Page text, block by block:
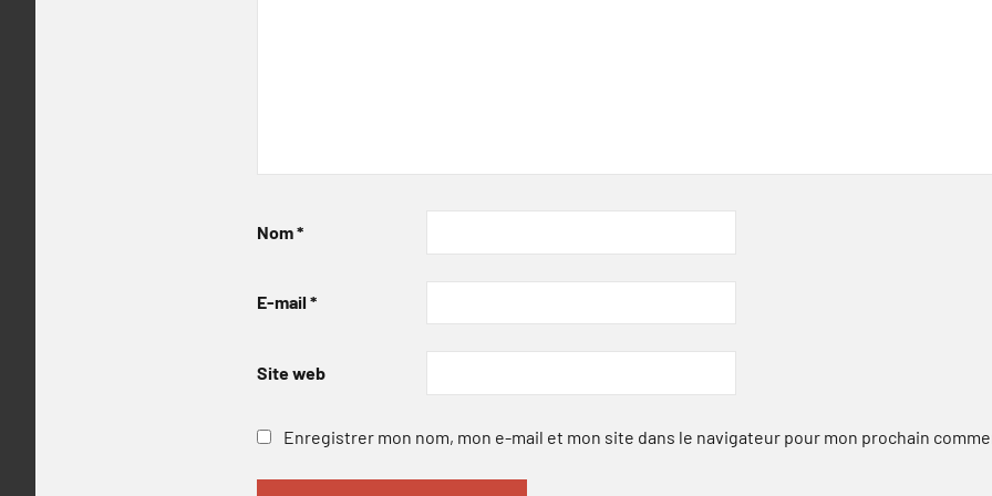
Nom*
E-mail *
Site web
Enregistrer mon nom, mon e-mail et mon site dans le navigateur pour mon prochain